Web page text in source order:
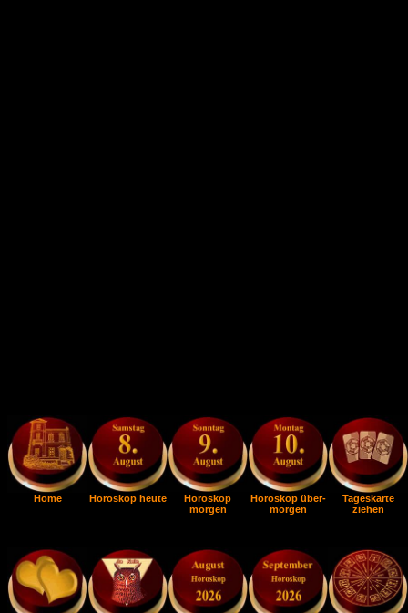
Home Horoskop heute
Horoskop
morgen
Horoskop über-
morgen
Tageskarte
ziehen